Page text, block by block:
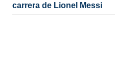
carrera de Lionel Messi